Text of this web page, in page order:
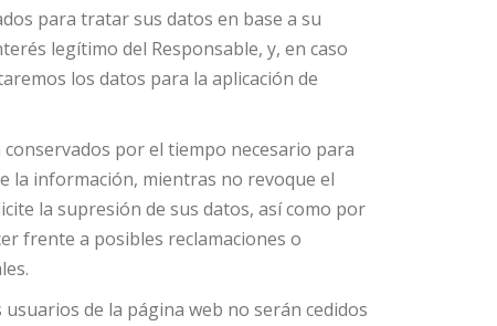
para tratar sus datos en base a su
legítimo del Responsable, y, en caso
los datos para la aplicación de
por el tiempo necesario para
la información, mientras no revoque el
la supresión de sus datos, así como por
frente a posibles reclamaciones o
usuarios de la página web no serán cedidos